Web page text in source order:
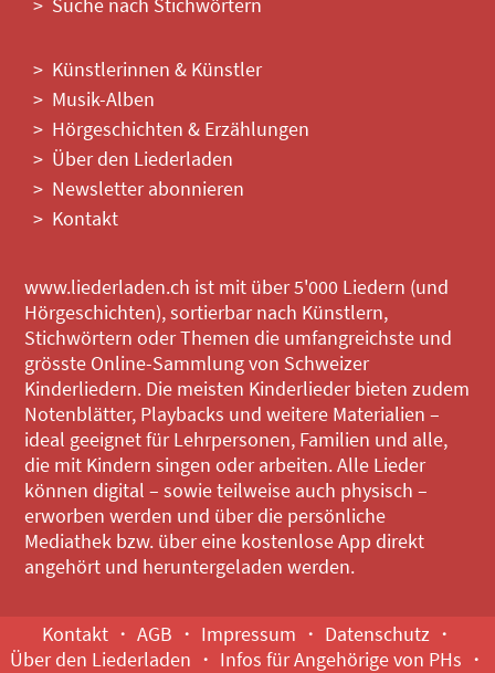
Suche nach Stichwörtern
Künstlerinnen & Künstler
Musik-Alben
Hörgeschichten & Erzählungen
Über den Liederladen
Newsletter abonnieren
Kontakt
www.liederladen.ch ist mit über 5'000 Liedern (und
Hörgeschichten), sortierbar nach Künstlern,
Stichwörtern oder Themen die umfangreichste und
grösste Online-Sammlung von Schweizer
Kinderliedern. Die meisten Kinderlieder bieten zudem
Notenblätter, Playbacks und weitere Materialien –
ideal geeignet für Lehrpersonen, Familien und alle,
die mit Kindern singen oder arbeiten. Alle Lieder
können digital – sowie teilweise auch physisch –
erworben werden und über die persönliche
Mediathek bzw. über eine kostenlose App direkt
angehört und heruntergeladen werden.
Kontakt AGB Impressum
Datenschutz
Über den Liederladen
Infos für Angehörige von PHs